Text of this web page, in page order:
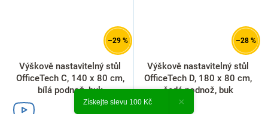
–29 %
Výškově nastavitelný stůl
OfficeTech C, 140 x 80 cm,
bílá podnož, buk
–28 %
Výškově nastavitelný stůl
OfficeTech D, 180 x 80 cm,
šedá podnož, buk
Získejte slevu 100 Kč ×